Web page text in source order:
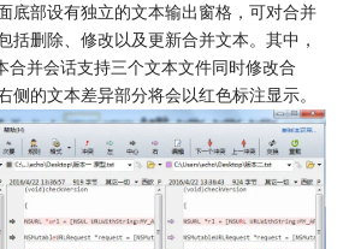
底部设有独立的文本输出窗格，可对合并
括删除、修改以及更新合并文本。其中，
合并会话支持三个文本文件同时修改合
侧的文本差异部分将会以红色标注显示。